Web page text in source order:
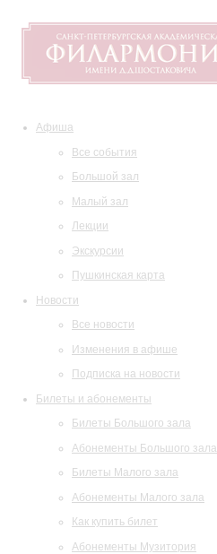
Афиша
Все события
Большой зал
Малый зал
Лекции
Экскурсии
Пушкинская карта
Новости
Все новости
Изменения в афише
Подписка на новости
Билеты и абонементы
Билеты Большого зала
Абонементы Большого зала
Билеты Малого зала
Абонементы Малого зала
Как купить билет
Абонементы Музитория